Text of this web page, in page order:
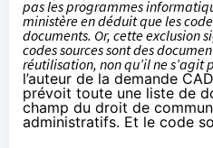
pas les programmes
ministère en déduit que les
documents. Or, cette exclusion
codes sources sont des
réutilisation, non qu’il ne s’agit
l’auteur de la demande
prévoit toute une liste de
champ du droit de
administratifs. Et le code